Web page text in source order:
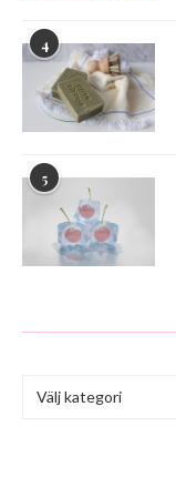
4
5